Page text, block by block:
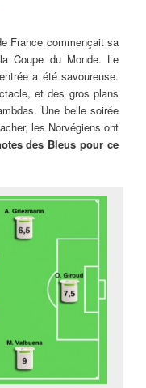
France commençait sa
Coupe du Monde. Le
a été savoureuse.
et des gros plans
Une belle soirée
les Norvégiens ont
des Bleus pour ce